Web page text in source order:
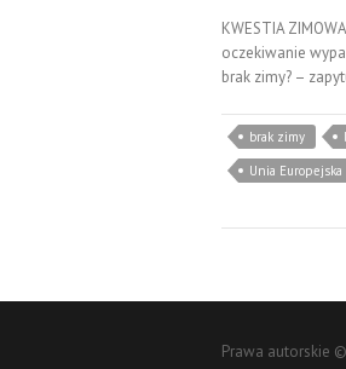
KWESTIA
oczekiwanie
brak zimy? –
brak zimy
Unia Europejska
Prawa autorskie